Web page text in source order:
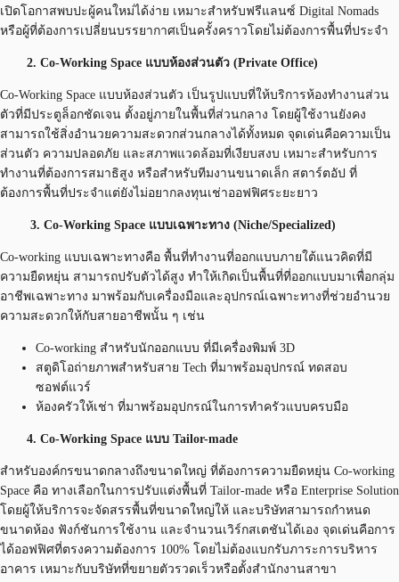
เปิดโอกาสพบปะผู้คนใหม่ได้ง่าย เหมาะสำหรับฟรีแลนซ์ Digital Nomads
หรือผู้ที่ต้องการเปลี่ยนบรรยากาศเป็นครั้งคราวโดยไม่ต้องการพื้นที่ประจำ
2. Co-Working Space แบบห้องส่วนตัว (Private Office)
Co-Working Space แบบห้องส่วนตัว เป็นรูปแบบที่ให้บริการห้องทำงานส่วน
ตัวที่มีประตูล็อกชัดเจน ตั้งอยู่ภายในพื้นที่ส่วนกลาง โดยผู้ใช้งานยังคง
สามารถใช้สิ่งอำนวยความสะดวกส่วนกลางได้ทั้งหมด จุดเด่นคือความเป็น
ส่วนตัว ความปลอดภัย และสภาพแวดล้อมที่เงียบสงบ เหมาะสำหรับการ
ทำงานที่ต้องการสมาธิสูง หรือสำหรับทีมงานขนาดเล็ก สตาร์ตอัป ที่
ต้องการพื้นที่ประจำแต่ยังไม่อยากลงทุนเช่าออฟฟิศระยะยาว
3. Co-Working Space แบบเฉพาะทาง (Niche/Specialized)
Co-working แบบเฉพาะทางคือ พื้นที่ทำงานที่ออกแบบภายใต้แนวคิดที่มี
ความยืดหยุ่น สามารถปรับตัวได้สูง ทำให้เกิดเป็นพื้นที่ที่ออกแบบมาเพื่อกลุ่ม
อาชีพเฉพาะทาง มาพร้อมกับเครื่องมือและอุปกรณ์เฉพาะทางที่ช่วยอำนวย
ความสะดวกให้กับสายอาชีพนั้น ๆ เช่น
Co-working สำหรับนักออกแบบ ที่มีเครื่องพิมพ์ 3D
สตูดิโอถ่ายภาพสำหรับสาย Tech ที่มาพร้อมอุปกรณ์ ทดสอบ
ซอฟต์แวร์
ห้องครัวให้เช่า ที่มาพร้อมอุปกรณ์ในการทำครัวแบบครบมือ
4. Co-Working Space แบบ Tailor-made
สำหรับองค์กรขนาดกลางถึงขนาดใหญ่ ที่ต้องการความยืดหยุ่น Co-working
Space คือ ทางเลือกในการปรับแต่งพื้นที่ Tailor-made หรือ Enterprise Solution
โดยผู้ให้บริการจะจัดสรรพื้นที่ขนาดใหญ่ให้ และบริษัทสามารถกำหนด
ขนาดห้อง ฟังก์ชันการใช้งาน และจำนวนเวิร์กสเตชันได้เอง จุดเด่นคือการ
ได้ออฟฟิศที่ตรงความต้องการ 100% โดยไม่ต้องแบกรับภาระการบริหาร
อาคาร เหมาะกับบริษัทที่ขยายตัวรวดเร็วหรือตั้งสำนักงานสาขา